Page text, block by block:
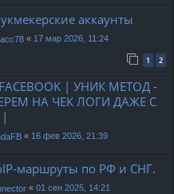
аккаунты
« 17 мар 2026, 11:24
1 2
| УНИК МЕТОД -
НА ЧЕК ЛОГИ ДАЖЕ С
« 16 фев 2026, 21:39
маршруты по РФ и СНГ.
« 01 сен 2025, 14:21